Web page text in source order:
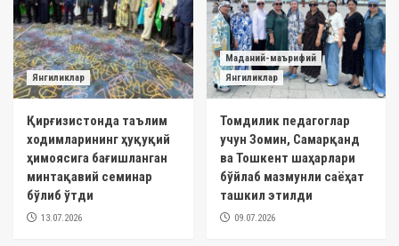
Янгиликлар
Қирғизистонда таълим
ходимларининг ҳуқуқий
ҳимоясига бағишланган
минтақавий семинар
бўлиб ўтди
13.07.2026
Маданий-маърифий
Янгиликлар
Томдилик педагоглар
учун Зомин, Самарқанд
ва Тошкент шаҳарлари
бўйлаб мазмунли саёҳат
ташкил этилди
09.07.2026